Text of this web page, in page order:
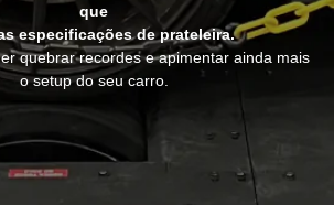
que
especificações de prateleira.
quebrar recordes e apimentar ainda mais
o setup do seu carro.